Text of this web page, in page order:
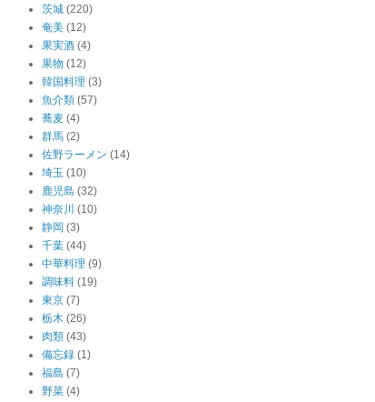
茨城 (220)
奄美 (12)
果実酒 (4)
果物 (12)
韓国料理 (3)
魚介類 (57)
蕎麦 (4)
群馬 (2)
佐野ラーメン (14)
埼玉 (10)
鹿児島 (32)
神奈川 (10)
静岡 (3)
千葉 (44)
中華料理 (9)
調味料 (19)
東京 (7)
栃木 (26)
肉類 (43)
備忘録 (1)
福島 (7)
野菜 (4)